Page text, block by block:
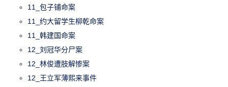
11_包子铺命案
11_约大留学生柳乾命案
11_韩建国命案
12_刘冠华分尸案
12_林俊遭肢解惨案
12_王立军薄熙来事件